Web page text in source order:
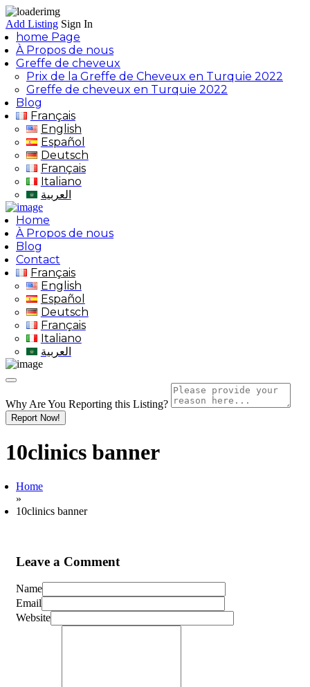
Add Listing Sign In
home Page
À Propos de nous
Greffe de cheveux
Prix de la Greffe de Cheveux en Turquie 2022
Greffe de cheveux en Turquie 2022
Blog
Français
English
Español
Deutsch
Français
Italiano
العربية
Home
À Propos de nous
Blog
Contact
Français
English
Español
Deutsch
Français
Italiano
العربية
Why Are You Reporting this Listing?
Report Now!
10clinics banner
Home
»
10clinics banner
Leave a Comment
Name
Email
Website